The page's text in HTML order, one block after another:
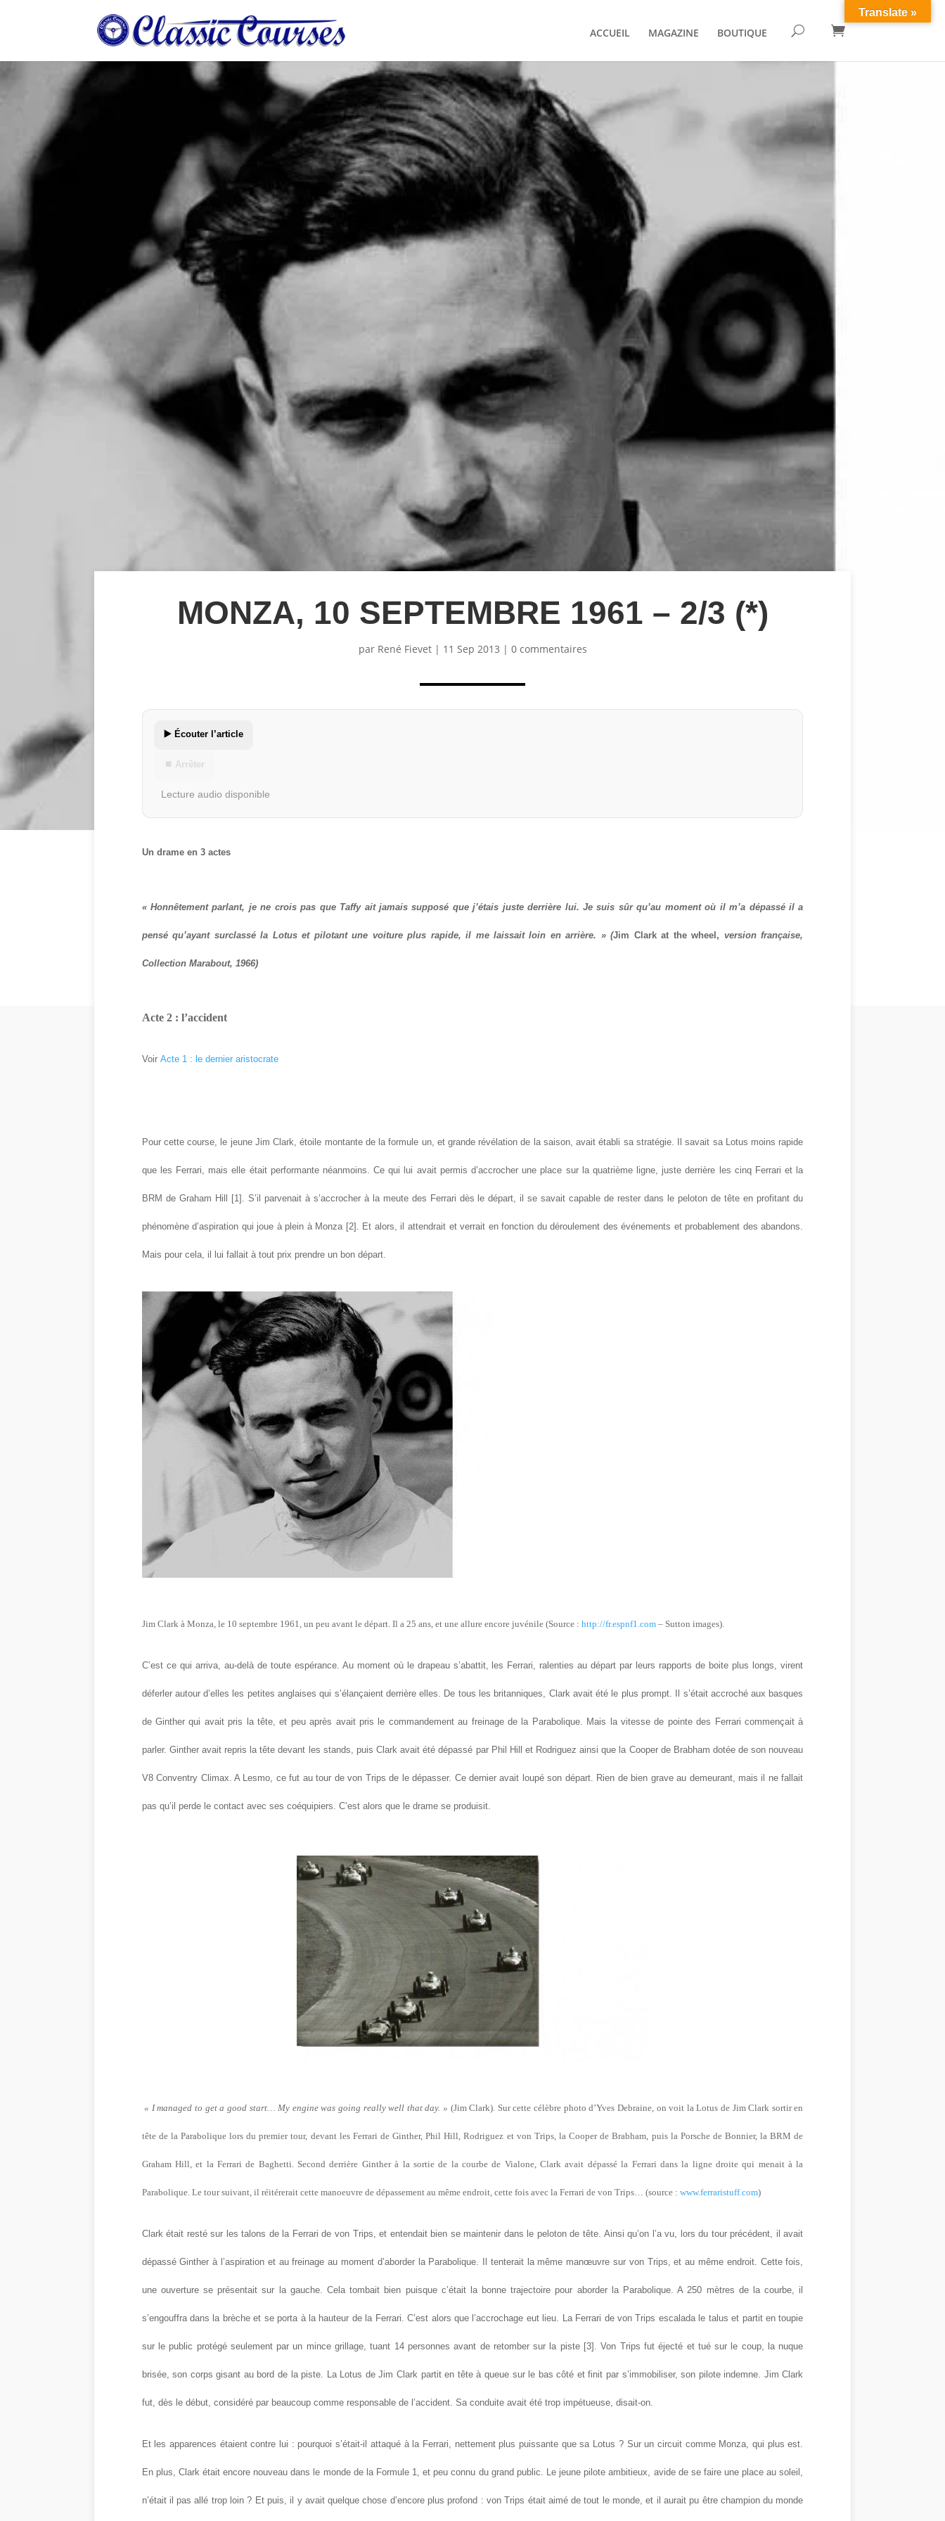
ACCUEIL MAGAZINE BOUTIQUE U 
MONZA, 10 SEPTEMBRE 1961 – 2/3 (*)
par René Fievet| 11 Sep 2013 | 0 commentaires
▶️ Écouter l’article
⏹ Arrêter
Lecture audio disponible
Un drame en 3 actes
« Honnêtement parlant, je ne crois pas que Taffy ait jamais supposé que j’étais juste derrière lui. Je suis sûr qu’au moment où il m’a dépassé il a
pensé qu’ayant surclassé la Lotus et pilotant une voiture plus rapide, il me laissait loin en arrière. » (Jim Clark at the wheel, version française,
Collection Marabout, 1966)
Acte 2 : l’accident
Voir Acte 1 : le dernier aristocrate
Pour cette course, le jeune Jim Clark, étoile montante de la formule un, et grande révélation de la saison, avait établi sa stratégie. Il savait sa Lotus moins rapide
que les Ferrari, mais elle était performante néanmoins. Ce qui lui avait permis d’accrocher une place sur la quatrième ligne, juste derrière les cinq Ferrari et la
BRM de Graham Hill [1]. S’il parvenait à s’accrocher à la meute des Ferrari dès le départ, il se savait capable de rester dans le peloton de tête en profitant du
phénomène d’aspiration qui joue à plein à Monza [2]. Et alors, il attendrait et verrait en fonction du déroulement des événements et probablement des abandons.
Mais pour cela, il lui fallait à tout prix prendre un bon départ.
Jim Clark à Monza, le 10 septembre 1961, un peu avant le départ. Il a 25 ans, et une allure encore juvénile (Source : http://fr.espnf1.com– Sutton images).
C’est ce qui arriva, au-delà de toute espérance. Au moment où le drapeau s’abattit, les Ferrari, ralenties au départ par leurs rapports de boite plus longs, virent
déferler autour d’elles les petites anglaises qui s’élançaient derrière elles. De tous les britanniques, Clark avait été le plus prompt. Il s’était accroché aux basques
de Ginther qui avait pris la tête, et peu après avait pris le commandement au freinage de la Parabolique. Mais la vitesse de pointe des Ferrari commençait à
parler. Ginther avait repris la tête devant les stands, puis Clark avait été dépassé par Phil Hill et Rodriguez ainsi que la Cooper de Brabham dotée de son nouveau
V8 Conventry Climax. A Lesmo, ce fut au tour de von Trips de le dépasser. Ce dernier avait loupé son départ. Rien de bien grave au demeurant, mais il ne fallait
pas qu’il perde le contact avec ses coéquipiers. C’est alors que le drame se produisit.
« I managed to get a good start… My engine was going really well that day. » (Jim Clark). Sur cette célèbre photo d’Yves Debraine, on voit la Lotus de Jim Clark sortir en
tête de la Parabolique lors du premier tour, devant les Ferrari de Ginther, Phil Hill, Rodriguez et von Trips, la Cooper de Brabham, puis la Porsche de Bonnier, la BRM de
Graham Hill, et la Ferrari de Baghetti. Second derrière Ginther à la sortie de la courbe de Vialone, Clark avait dépassé la Ferrari dans la ligne droite qui menait à la
Parabolique. Le tour suivant, il réitérerait cette manoeuvre de dépassement au même endroit, cette fois avec la Ferrari de von Trips… (source : www.ferraristuff.com)
Clark était resté sur les talons de la Ferrari de von Trips, et entendait bien se maintenir dans le peloton de tête. Ainsi qu’on l’a vu, lors du tour précédent, il avait
dépassé Ginther à l’aspiration et au freinage au moment d’aborder la Parabolique. Il tenterait la même manœuvre sur von Trips, et au même endroit. Cette fois,
une ouverture se présentait sur la gauche. Cela tombait bien puisque c’était la bonne trajectoire pour aborder la Parabolique. A 250 mètres de la courbe, il
s’engouffra dans la brèche et se porta à la hauteur de la Ferrari. C’est alors que l’accrochage eut lieu. La Ferrari de von Trips escalada le talus et partit en toupie
sur le public protégé seulement par un mince grillage, tuant 14 personnes avant de retomber sur la piste [3]. Von Trips fut éjecté et tué sur le coup, la nuque
brisée, son corps gisant au bord de la piste. La Lotus de Jim Clark partit en tête à queue sur le bas côté et finit par s’immobiliser, son pilote indemne. Jim Clark
fut, dès le début, considéré par beaucoup comme responsable de l’accident. Sa conduite avait été trop impétueuse, disait-on.
Et les apparences étaient contre lui : pourquoi s’était-il attaqué à la Ferrari, nettement plus puissante que sa Lotus ? Sur un circuit comme Monza, qui plus est.
En plus, Clark était encore nouveau dans le monde de la Formule 1, et peu connu du grand public. Le jeune pilote ambitieux, avide de se faire une place au soleil,
n’était il pas allé trop loin ? Et puis, il y avait quelque chose d’encore plus profond : von Trips était aimé de tout le monde, et il aurait pu être champion du monde
Translate »